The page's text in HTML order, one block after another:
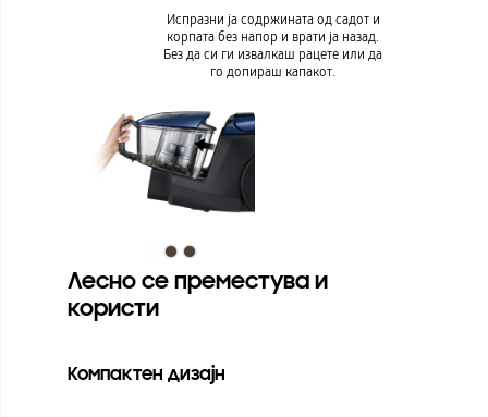
Испразни ја содржината од садот и
корпата без напор и врати ја назад.
Без да си ги извалкаш рацете или да
го допираш капакот.
Лесно се преместува и
користи
Компактен дизајн